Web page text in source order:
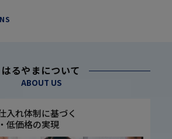
はるやまについて
ABOUT US
入れ体制に基づく
低価格の実現